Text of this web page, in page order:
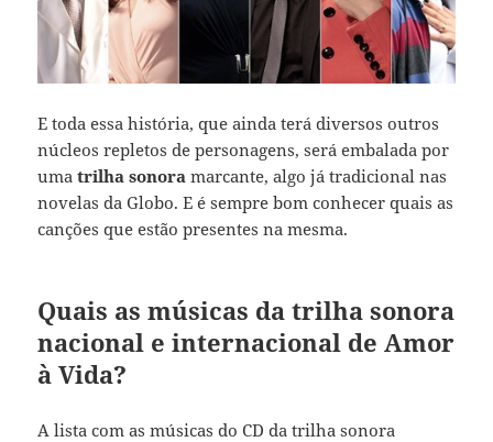
E toda essa história, que ainda terá diversos outros
núcleos repletos de personagens, será embalada por
umatrilha sonora marcante, algo já tradicional nas
novelas da Globo. E é sempre bom conhecer quais as
canções que estão presentes na mesma.
Quais as músicas da trilha sonora
nacional e internacional de Amor
à Vida?
A lista com as músicas do CD da trilha sonora